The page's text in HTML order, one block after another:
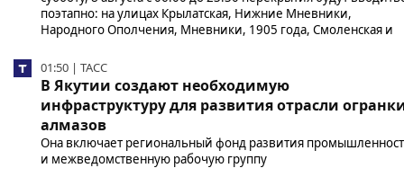
поэтапно: на улицах Крылатская, Нижние Мневники,
Народного Ополчения, Мневники, 1905 года, Смоленская и
01:50 | ТАСС
В Якутии создают необходимую
инфраструктуру для развития отрасли
алмазов
Она включает региональный фонд развития
и межведомственную рабочую группу